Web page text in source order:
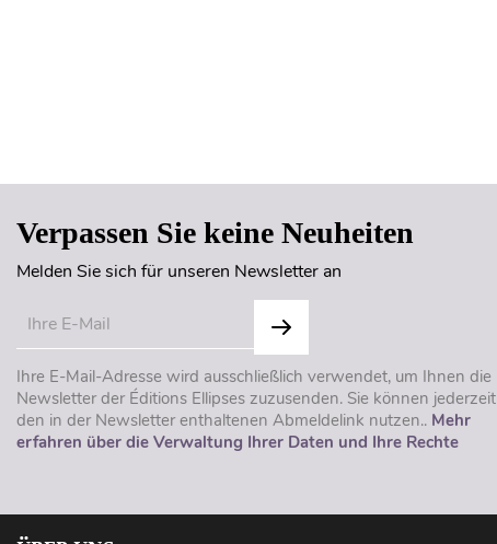
Verpassen Sie keine Neuheiten
Melden Sie sich für unseren Newsletter an
Ihre E-Mail-Adresse wird ausschließlich verwendet, um Ihnen die
Newsletter der Éditions Ellipses zuzusenden. Sie können jederzeit
den in der Newsletter enthaltenen Abmeldelink nutzen.. Mehr
erfahren über die Verwaltung Ihrer Daten und Ihre Rechte